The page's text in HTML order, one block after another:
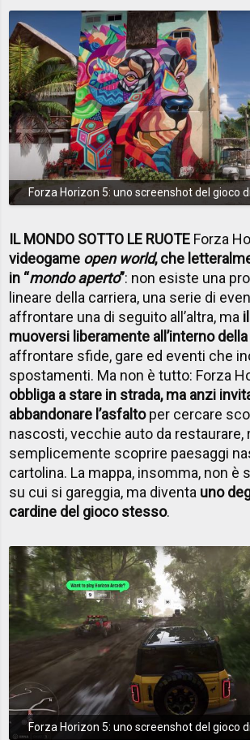
Forza Horizon 5: uno screenshot del gioco
IL MONDO SOTTO LE RUOTE Forza
videogame open world, che
in “mondo aperto”: non esiste una
lineare della carriera, una serie di
affrontare una di seguito all’altra, ma
muoversi liberamente all’interno
affrontare sfide, gare ed eventi che
spostamenti. Ma non è tutto: Forza
obbliga a stare in strada, ma anzi
abbandonare l’asfaltoper cercare
nascosti, vecchie auto da
semplicemente scoprire paesaggi
cartolina. La mappa, insomma, non è
su cui si gareggia, ma diventa uno
cardine del gioco stesso.
Forza Horizon 5: uno screenshot del gioco